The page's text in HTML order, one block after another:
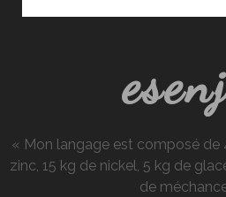
« Mon langage est composé de
zinc, 15 kg de nickel, 5 kg de
de